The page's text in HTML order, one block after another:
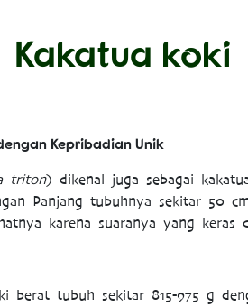
Kakatua koki
Kepribadian Unik
triton) dikenal juga sebagai
Panjang tubuhnya sekitar 50
karena suaranya yang keras
berat tubuh sekitar 815-975 g